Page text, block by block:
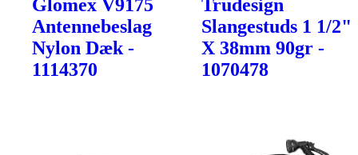
Glomex V9175
Antennebeslag
Nylon Dæk -
1114370
Trudesign
Slangestuds 1 1/2"
X 38mm 90gr -
1070478